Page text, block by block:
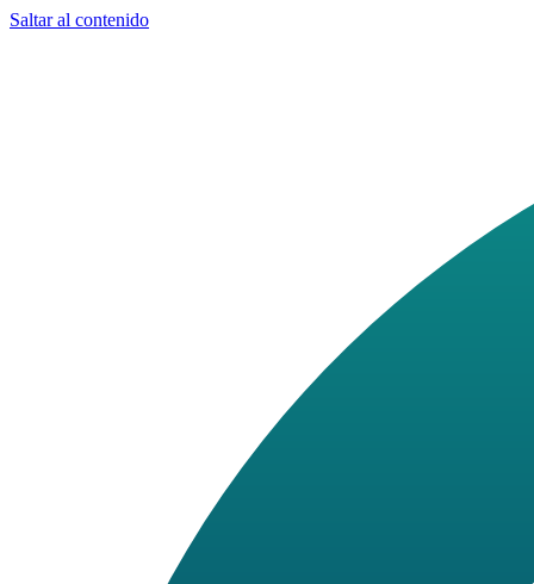
Saltar al contenido